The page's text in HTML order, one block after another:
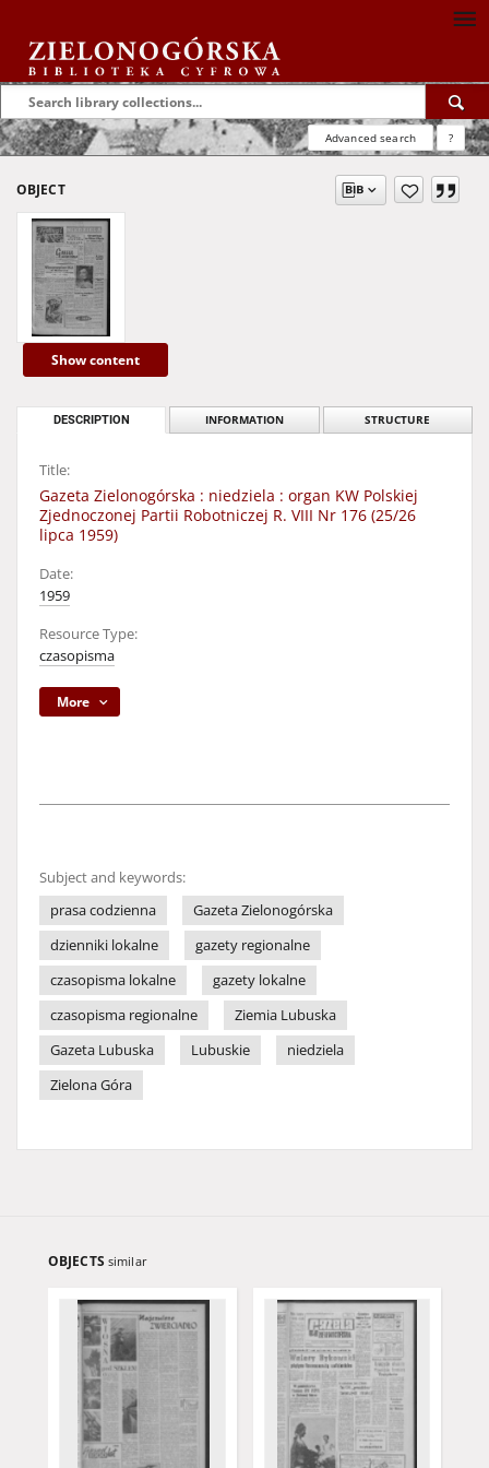
Advanced search ?
OBJECT
Show content
DESCRIPTION INFORMATION STRUCTURE
Title:
Gazeta Zielonogórska : niedziela : organ KW Polskiej
Zjednoczonej Partii Robotniczej R. VIII Nr 176 (25/26
lipca 1959)
Date:
1959
Resource Type:
czasopisma
More
Subject and keywords:
prasa codzienna
Gazeta Zielonogórska
dzienniki lokalne
gazety regionalne
czasopisma lokalne
gazety lokalne
czasopisma regionalne
Ziemia Lubuska
Gazeta Lubuska
Lubuskie
niedziela
Zielona Góra
OBJECTS similar